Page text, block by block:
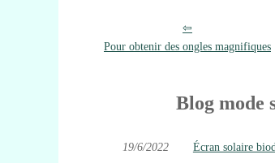
Pour obtenir des ongles magnifiques
Blog mode
19/6/2022 Écran solaire